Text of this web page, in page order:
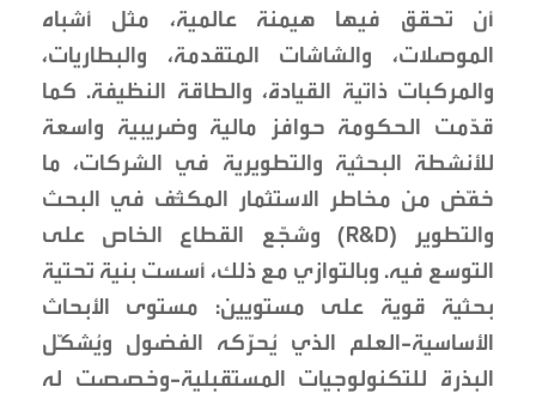
أن تحقق فيها هيمنة عالمية، مثل أشباه
الموصلات، والشاشات المتقدمة، والبطاريات،
والمركبات ذاتية القيادة، والطاقة النظيفة. كما
قدّمت الحكومة حوافز مالية وضريبية واسعة
للأنشطة البحثية والتطويرية في الشركات، ما
خفّض من مخاطر الاستثمار المكثّف في البحث
والتطوير (R&D) وشجّع القطاع الخاص على
التوسع فيه. وبالتوازي مع ذلك، أسست بنية تحتية
بحثية قوية على مستويين: مستوى الأبحاث
الأساسية-العلم الذي يُحرّكه الفضول ويُشكّل
البذرة للتكنولوجيات المستقبلية-وخصصت له